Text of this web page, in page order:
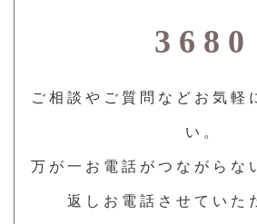
3680
ご相談やご質問などお気軽
い。
万が一お電話がつながらな
返しお電話させていた